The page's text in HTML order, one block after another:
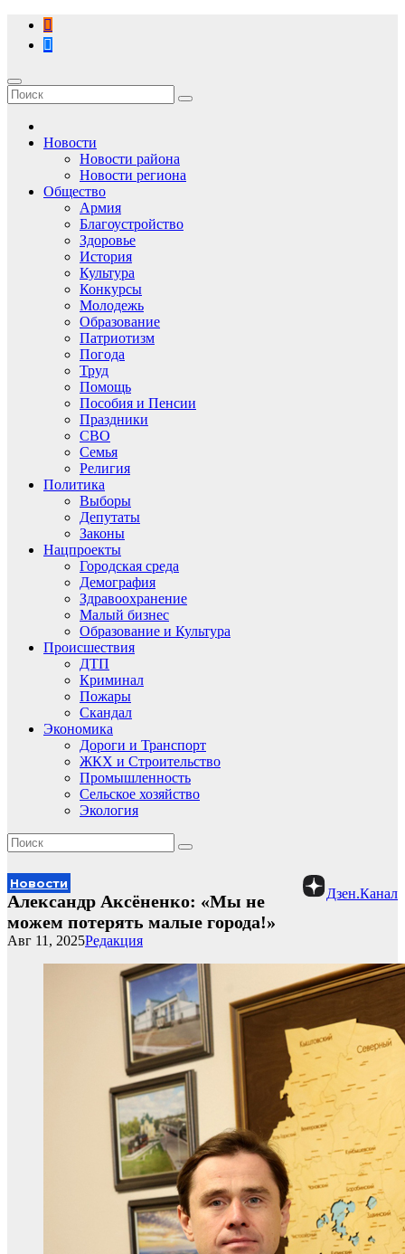
Перейти
содержимому
Новости
Новости района
Новости региона
Общество
Армия
Благоустройство
Здоровье
История
Культура
Конкурсы
Молодежь
Образование
Патриотизм
Погода
Труд
Помощь
Пособия и Пенсии
Праздники
СВО
Семья
Религия
Политика
Выборы
Депутаты
Законы
Нацпроекты
Городская среда
Демография
Здравоохранение
Малый бизнес
Образование и Культура
Происшествия
ДТП
Криминал
Пожары
Скандал
Экономика
Дороги и Транспорт
ЖКХ и Строительство
Промышленность
Сельское хозяйство
Экология
Новости
Дзен.Канал
Александр Аксёненко: «Мы не
можем потерять малые города!»
Редакция
Авг 11, 2025